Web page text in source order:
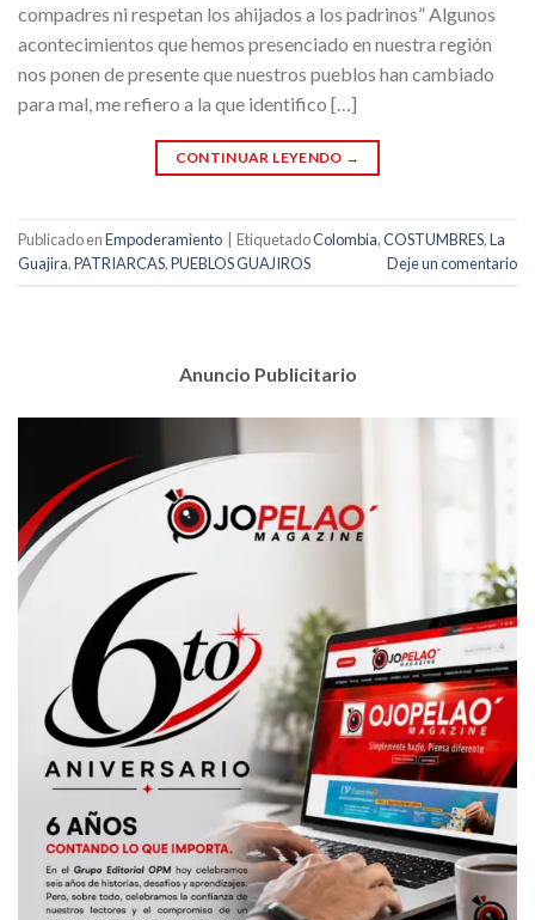
compadres ni respetan los ahijados a los padrinos” Algunos
acontecimientos que hemos presenciado en nuestra región
nos ponen de presente que nuestros pueblos han cambiado
para mal, me refiero a la que identifico […]
CONTINUAR LEYENDO →
Publicado enEmpoderamiento EtiquetadoColombia,COSTUMBRES,La
Guajira,PATRIARCAS,PUEBLOS GUAJIROS Deje un comentario
Anuncio Publicitario